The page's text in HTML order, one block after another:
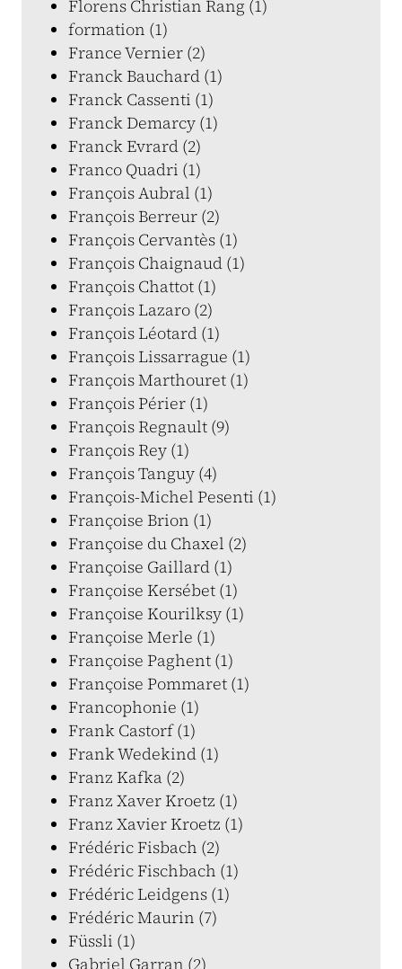
Florens Christian Rang (1)
formation (1)
France Vernier (2)
Franck Bauchard (1)
Franck Cassenti (1)
Franck Demarcy (1)
Franck Evrard (2)
Franco Quadri (1)
François Aubral (1)
François Berreur (2)
François Cervantès (1)
François Chaignaud (1)
François Chattot (1)
François Lazaro (2)
François Léotard (1)
François Lissarrague (1)
François Marthouret (1)
François Périer (1)
François Regnault (9)
François Rey (1)
François Tanguy (4)
François-Michel Pesenti (1)
Françoise Brion (1)
Françoise du Chaxel (2)
Françoise Gaillard (1)
Françoise Kersébet (1)
Françoise Kourilksy (1)
Françoise Merle (1)
Françoise Paghent (1)
Françoise Pommaret (1)
Francophonie (1)
Frank Castorf (1)
Frank Wedekind (1)
Franz Kafka (2)
Franz Xaver Kroetz (1)
Franz Xavier Kroetz (1)
Frédéric Fisbach (2)
Frédéric Fischbach (1)
Frédéric Leidgens (1)
Frédéric Maurin (7)
Füssli (1)
Gabriel Garran (2)